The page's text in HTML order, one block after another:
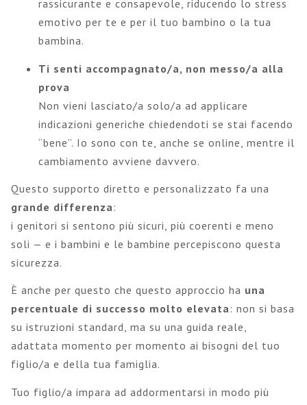
rassicurante e consapevole, riducendo lo stress
emotivo per te e per il tuo bambino o la tua
bambina.
Ti senti accompagnato/a, non messo/a alla
prova
Non vieni lasciato/a solo/a ad applicare
indicazioni generiche chiedendoti se stai facendo
“bene”. Io sono con te, anche se online, mentre il
cambiamento avviene davvero.
Questo supporto diretto e personalizzato fa una
grande differenza :
i genitori si sentono più sicuri, più coerenti e meno
soli — e i bambini e le bambine percepiscono questa
sicurezza.
È anche per questo che questo approccio ha una
percentuale di successo molto elevata: non si basa
su istruzioni standard, ma su una guida reale,
adattata momento per momento ai bisogni del tuo
figlio/a e della tua famiglia.
Tuo figlio/a impara ad addormentarsi in modo più